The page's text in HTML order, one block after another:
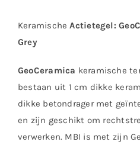
KeramischeActietegel:
Grey
GeoCeramica keramische
bestaan uit 1 cm dikke
dikke betondrager met
en zijn geschikt om
verwerken. MBI is met zijn